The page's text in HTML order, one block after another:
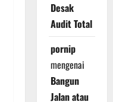
Desak
Audit Total
pornip
mengenai
Bangun
Jalan atau